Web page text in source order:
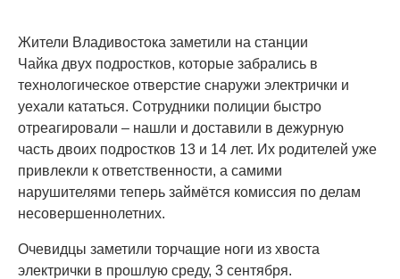
Жители Владивостока заметили на станции
Чайка двух подростков, которые забрались в
технологическое отверстие снаружи электрички и
уехали кататься. Сотрудники полиции быстро
отреагировали – нашли и доставили в дежурную
часть двоих подростков 13 и 14 лет. Их родителей уже
привлекли к ответственности, а самими
нарушителями теперь займётся комиссия по делам
несовершеннолетних.
Очевидцы заметили торчащие ноги из хвоста
электрички в прошлую среду, 3 сентября.